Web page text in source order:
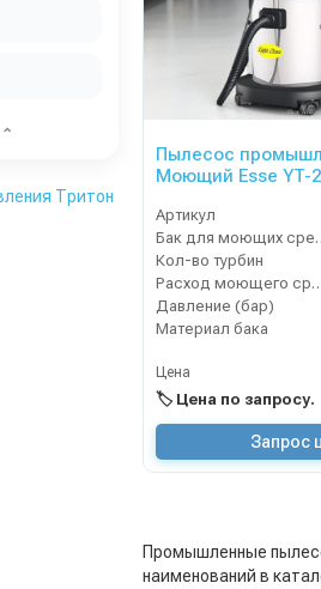
Пылесос
Моющий Esse YT-
Артикул
Бак
Кол-во турбин
Расход
Давление (бар)
Материал бака
Цена
🏷️ Цена по запросу.
Запрос
Промышленные
наименований в